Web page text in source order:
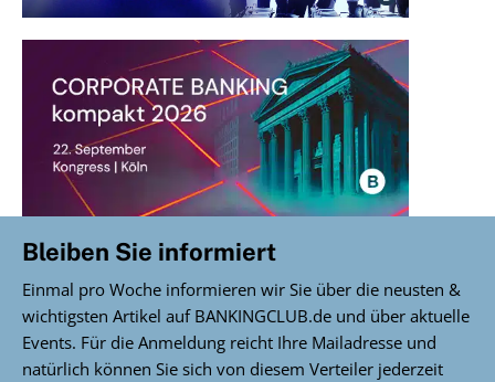
Bleiben Sie informiert
Einmal pro Woche informieren wir Sie über die neusten &
wichtigsten Artikel auf BANKINGCLUB.de und über aktuelle
Events. Für die Anmeldung reicht Ihre Mailadresse und
natürlich können Sie sich von diesem Verteiler jederzeit